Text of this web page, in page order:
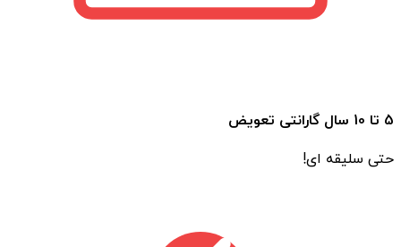
5 تا 10 سال گارانتی تعویض
حتی سلیقه ای!